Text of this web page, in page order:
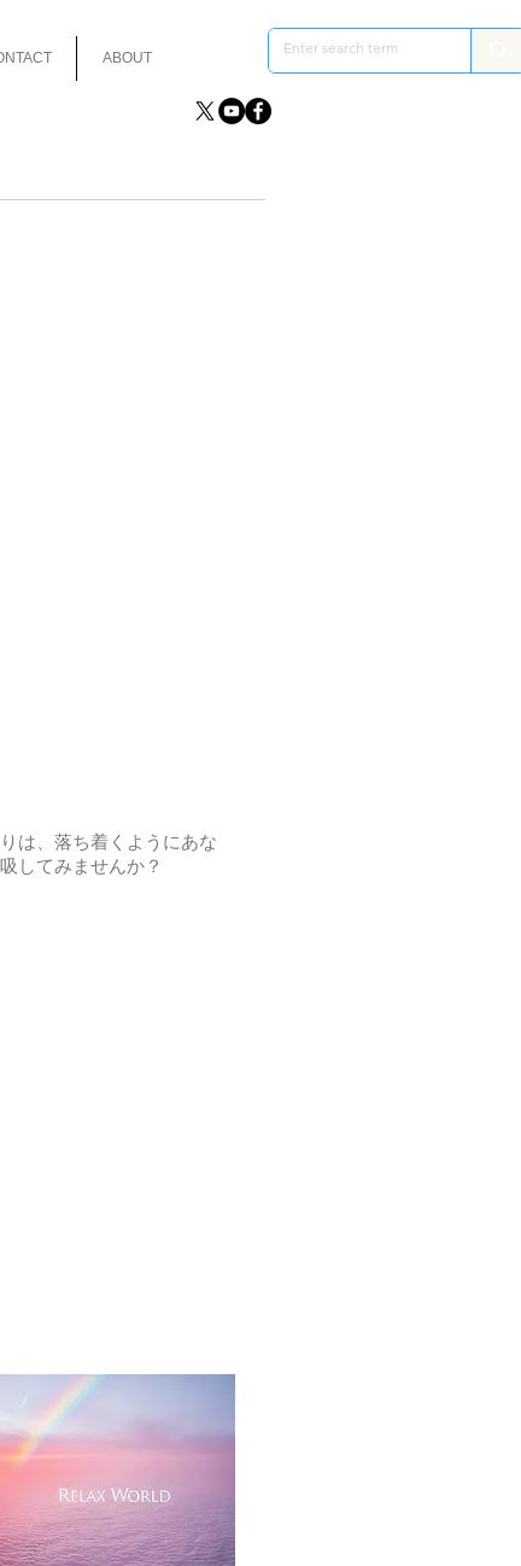
ABOUT
は、落ち着くようにあな
してみませんか？